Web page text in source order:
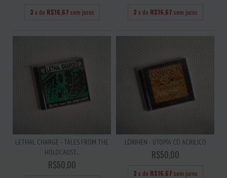
3 x de R$16,67 sem juros 3 x de R$16,67 sem juros
LETHAL CHARGE - TALES FROM THE
HOLOCAUST...
R$50,00
LÖRIHEN - UTOPÍA CD ACRILICO
R$50,00
3 x de R$16,67 sem juros